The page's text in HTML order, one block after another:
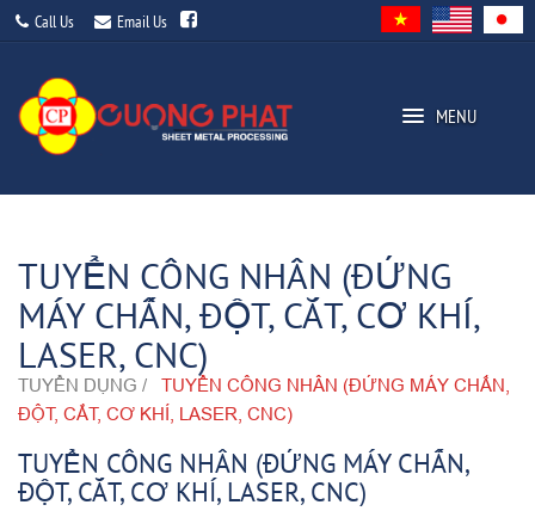
Call Us Email Us
MENU
TUYỂN CÔNG NHÂN (ĐỨNG
MÁY CHẤN, ĐỘT, CẮT, CƠ KHÍ,
LASER, CNC)
TUYỂN DỤNG /
TUYỂN CÔNG NHÂN (ĐỨNG MÁY CHẤN,
ĐỘT, CẮT, CƠ KHÍ, LASER, CNC)
TUYỂN CÔNG NHÂN (ĐỨNG MÁY CHẤN,
ĐỘT, CẮT, CƠ KHÍ, LASER, CNC)